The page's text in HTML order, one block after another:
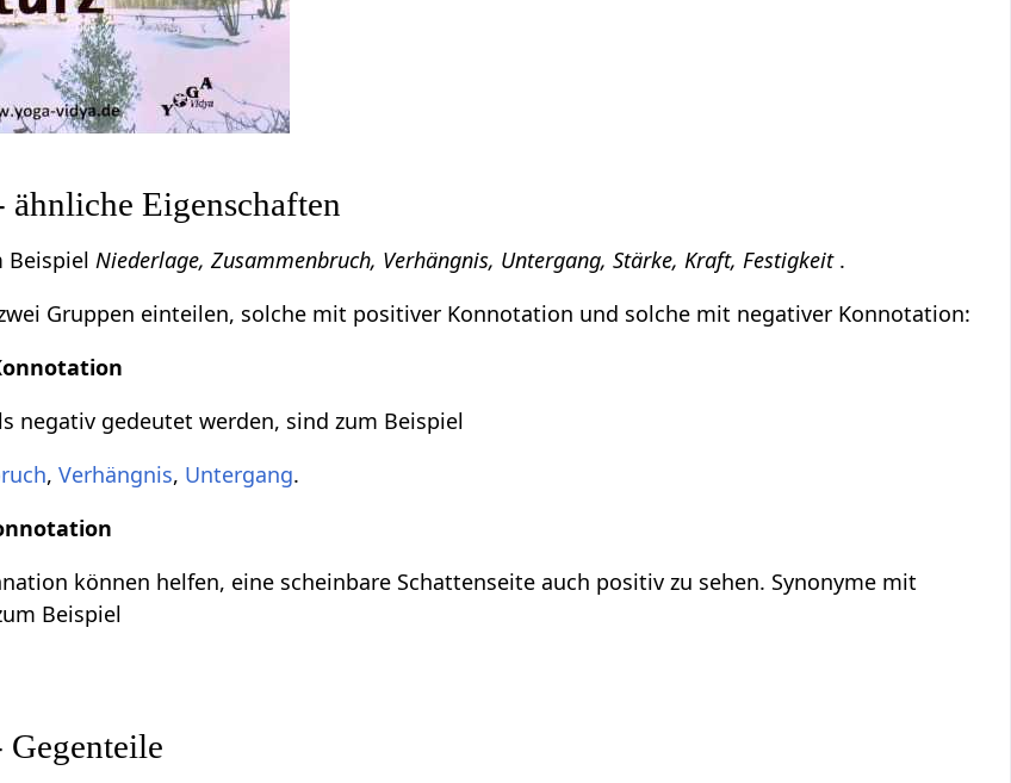
Eigenschaften
Beispiel Niederlage, Zusammenbruch, Verhängnis, Untergang, Stärke, Kraft, Festigkeit .
Gruppen einteilen, solche mit positiver Konnotation und solche mit negativer Konnotation:
negativ gedeutet werden, sind zum Beispiel
,Verhängnis, Untergang.
können helfen, eine scheinbare Schattenseite auch positiv zu sehen. Synonyme mit
Beispiel